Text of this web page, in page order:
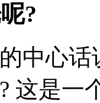
?
中心
这是一